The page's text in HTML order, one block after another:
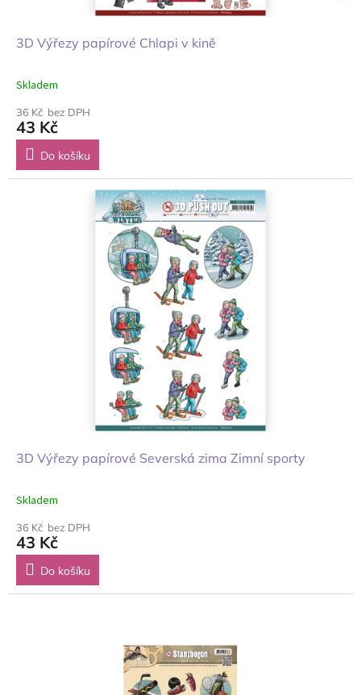
3D Výřezy papírové Chlapi v kině
Skladem
36 Kč bez DPH
43 Kč
Do košíku
3D Výřezy papírové Severská zima Zimní sporty
Skladem
36 Kč bez DPH
43 Kč
Do košíku